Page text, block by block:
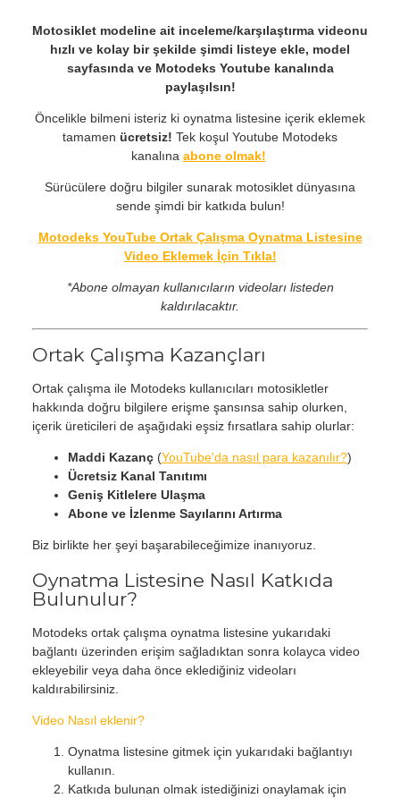
Motosiklet modeline ait inceleme/karşılaştırma videonu
hızlı ve kolay bir şekilde şimdi listeye ekle, model
sayfasında ve Motodeks Youtube kanalında
paylaşılsın!
Öncelikle bilmeni isteriz ki oynatma listesine içerik eklemek
tamamen ücretsiz! Tek koşul Youtube Motodeks
kanalına abone olmak!
Sürücülere doğru bilgiler sunarak motosiklet dünyasına
sende şimdi bir katkıda bulun!
Motodeks YouTube Ortak Çalışma Oynatma Listesine
Video Eklemek İçin Tıkla!
*Abone olmayan kullanıcıların videoları listeden
kaldırılacaktır.
Ortak Çalışma Kazançları
Ortak çalışma ile Motodeks kullanıcıları motosikletler
hakkında doğru bilgilere erişme şansınsa sahip olurken,
içerik üreticileri de aşağıdaki eşsiz fırsatlara sahip olurlar:
Maddi Kazanç(YouTube'da nasıl para kazanılır?)
Ücretsiz Kanal Tanıtımı
Geniş Kitlelere Ulaşma
Abone ve İzlenme Sayılarını Artırma
Biz birlikte her şeyi başarabileceğimize inanıyoruz.
Oynatma Listesine Nasıl Katkıda
Bulunulur?
Motodeks ortak çalışma oynatma listesine yukarıdaki
bağlantı üzerinden erişim sağladıktan sonra kolayca video
ekleyebilir veya daha önce eklediğiniz videoları
kaldırabilirsiniz.
Video Nasıl eklenir?
Oynatma listesine gitmek için yukarıdaki bağlantıyı
kullanın.
Katkıda bulunan olmak istediğinizi onaylamak için